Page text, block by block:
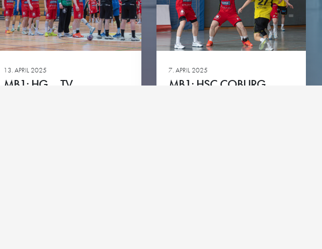
13. APRIL 2025
MB1: HG – TV
7. APRIL 2025
MB1: HSC COBURG –
HG goes green